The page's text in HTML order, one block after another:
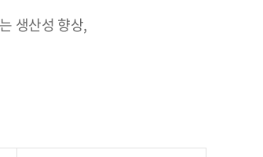
생산성 향상,